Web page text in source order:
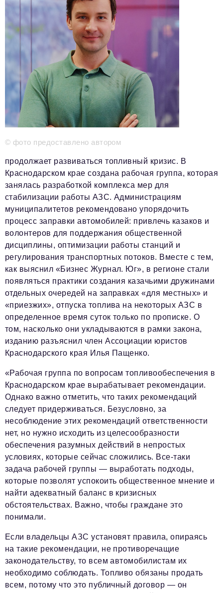
Красота и здоровье
Энергетика
Мнение
Технологии
Политика
Транспорт
Ритейл
Телеком
Социальная сфера
ЖКХ
Образование
Новости компании
Фоторепортажи
Авторские материалы
Видео
Электронные почты редакции:
Информационный отдел
info@business-magazine.online
Отдел рекламы
reklama@business-magazine.online
Отдел распространения/редакционная подписка
podpiska@business-magazine.online
Отдел по работе с партнерами
partner@business-magazine.online
© фото предоставлено автором
продолжает развиваться топливный кризис. В
Краснодарском крае создана рабочая группа, которая
занялась разработкой комплекса мер для
стабилизации работы АЗС. Администрациям
муниципалитетов рекомендовано упорядочить
процесс заправки автомобилей: привлечь казаков и
волонтеров для поддержания общественной
дисциплины, оптимизации работы станций и
регулирования транспортных потоков. Вместе с тем,
как выяснил «Бизнес Журнал. Юг», в регионе стали
появляться практики создания казачьими дружинами
отдельных очередей на заправках «для местных» и
«приезжих», отпуска топлива на некоторых АЗС в
определенное время суток только по прописке. О
том, насколько они укладываются в рамки закона,
изданию разъяснил член Ассоциации юристов
Краснодарского края Илья Пащенко.
«Рабочая группа по вопросам топливообеспечения в
Краснодарском крае вырабатывает рекомендации.
Однако важно отметить, что таких рекомендаций
следует придерживаться. Безусловно, за
несоблюдение этих рекомендаций ответственности
нет, но нужно исходить из целесообразности
обеспечения разумных действий в непростых
условиях, которые сейчас сложились. Все-таки
задача рабочей группы — выработать подходы,
которые позволят успокоить общественное мнение и
найти адекватный баланс в кризисных
обстоятельствах. Важно, чтобы граждане это
понимали.
Если владельцы АЗС установят правила, опираясь
на такие рекомендации, не противоречащие
законодательству, то всем автомобилистам их
необходимо соблюдать. Топливо обязаны продать
всем, потому что это публичный договор — он